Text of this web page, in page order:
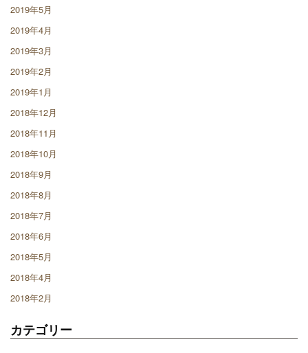
2019年5月
2019年4月
2019年3月
2019年2月
2019年1月
2018年12月
2018年11月
2018年10月
2018年9月
2018年8月
2018年7月
2018年6月
2018年5月
2018年4月
2018年2月
カテゴリー